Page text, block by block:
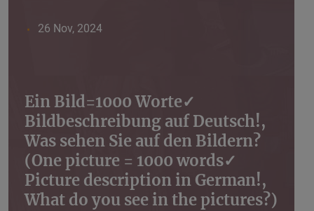
26 Nov, 2024
Ein Bild=1000 Worte✓
Bildbeschreibung auf Deutsch!,
Was sehen Sie auf den Bildern?
(One picture = 1000 words✓
Picture description in German!,
What do you see in the pictures?)